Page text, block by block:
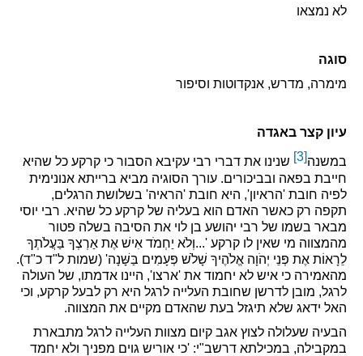
לא נמצאו
סוגה
מימרה, מדרש, אנקדוטות וסיפור
עיון קצר באגדה
במשנה[3] שנינו את דברי רבי עקיבא הסבור כי קרקע כל שהיא
חייבת בפאה ובביכורים. עורך הסוגיה מביא ברייתא אנונימית
לפיה חובת 'הראיון', היא חובת 'הראיה' בשלושת הרגלים,
תקפה רק כאשר האדם הוא בעליה של קרקע כל שהיא. רבי יוסי
מבאר בשמו של רבי יהושע בן לוי את הסיבה בשלה פטור
מהמצווה מי שאין לו קרקע '...וְלֹא יַחְמֹד אִישׁ אֶת אַרְצְךָ בַּעֲלֹתְךָ
לֵרָאוֹת אֶת פְּנֵי יְהֹוָה אֱלֹהֶיךָ שָׁלֹשׁ פְּעָמִים בַּשָּׁנָה' (שמות ל"ד כ"ד).
מהאמירה כי איש לא יחמוד את 'ארצו', היינו אדמתו, של העולה
לרגל, מובן לדרשן שחובת העלייה לרגל היא רק לבעל קרקע, וכי
האל ידאג שלא תיגזל בעת שהאדם מקיים את המצווה.
הבעיה שעלולה לצוץ אגב קיום מצוות העלייה לרגל מתבארת
במקבילה, במכילתא דרשב"י: 'כי אוריש גוים מפניך ולא יחמד